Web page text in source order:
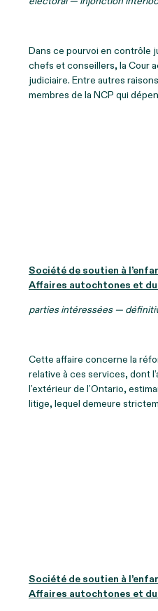
Dans ce pourvoi en contrôle
chefs et conseillers, la Cour
judiciaire. Entre autres
membres de la NCP qui
Société de soutien à
Affaires autochtones et
parties intéressées —
Cette affaire concerne la
relative à ces services, dont
l’extérieur de l’Ontario,
litige, lequel demeure
Société de soutien à
Affaires autochtones et du